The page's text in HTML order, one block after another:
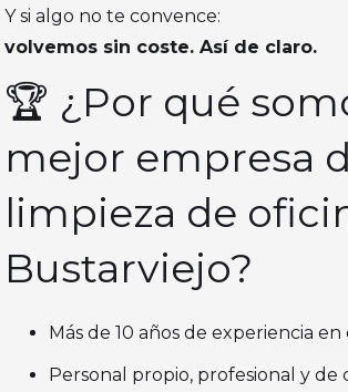
Y si algo no te convence:
volvemos sin coste. Así de claro.
🏆 ¿Por qué
mejor empresa
limpieza de
Bustarviejo?
Más de 10 años de experiencia
Personal propio, profesional y de